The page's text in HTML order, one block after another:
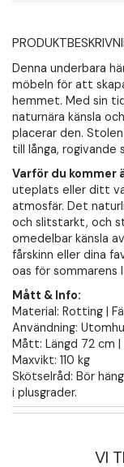
Denna underbara
möbeln för att
hemmet. Med sin
naturnära känsla
placerar den.
till långa, rogivande
Varför du kommer
uteplats eller ditt
atmosfär. Det
och slitstarkt, och
omedelbar känsla
fårskinn eller dina
oas för sommarens
Mått & Info:
Material: Rotting |
Användning:
Mått: Längd 72 cm |
Maxvikt: 110 kg
Skötselråd: Bör
i plusgrader.
VI